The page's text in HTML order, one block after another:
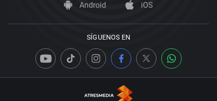
Android iOS
SÍGUENOS EN